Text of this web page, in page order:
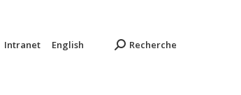
Intranet English Recherche